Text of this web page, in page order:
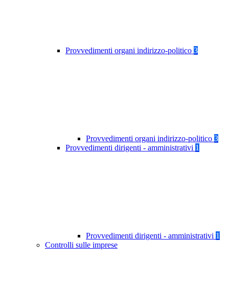
Provvedimenti organi indirizzo-politico 3
Provvedimenti organi indirizzo-politico 3
Provvedimenti dirigenti - amministrativi 1
Provvedimenti dirigenti - amministrativi 1
Controlli sulle imprese